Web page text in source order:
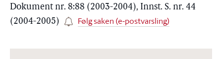
Dokument nr. 8:88 (2003-2004), Innst. S. nr. 44
(2004-2005)
Følg saken (e-postvarsling)